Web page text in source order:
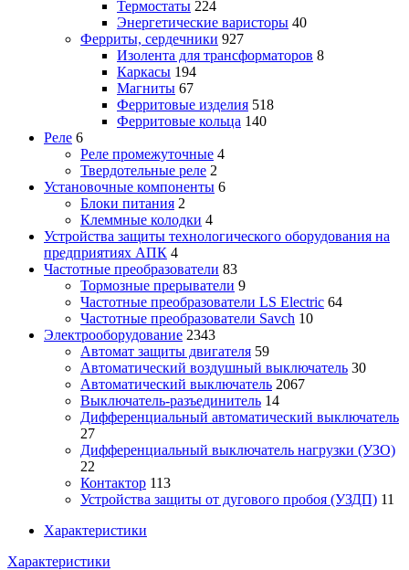
Термостаты 224
Энергетические варисторы 40
Ферриты, сердечники 927
Изолента для трансформаторов 8
Каркасы 194
Магниты 67
Ферритовые изделия 518
Ферритовые кольца 140
Реле 6
Реле промежуточные 4
Твердотельные реле 2
Установочные компоненты 6
Блоки питания 2
Клеммные колодки 4
Устройства защиты технологического оборудования на
предприятиях АПК 4
Частотные преобразователи 83
Тормозные прерыватели 9
Частотные преобразователи LS Electric 64
Частотные преобразователи Savch 10
Электрооборудование 2343
Автомат защиты двигателя 59
Автоматический воздушный выключатель 30
Автоматический выключатель 2067
Выключатель-разъединитель 14
Дифференциальный автоматический выключатель
27
Дифференциальный выключатель нагрузки (УЗО)
22
Контактор 113
Устройства защиты от дугового пробоя (УЗДП) 11
Характеристики
Характеристики